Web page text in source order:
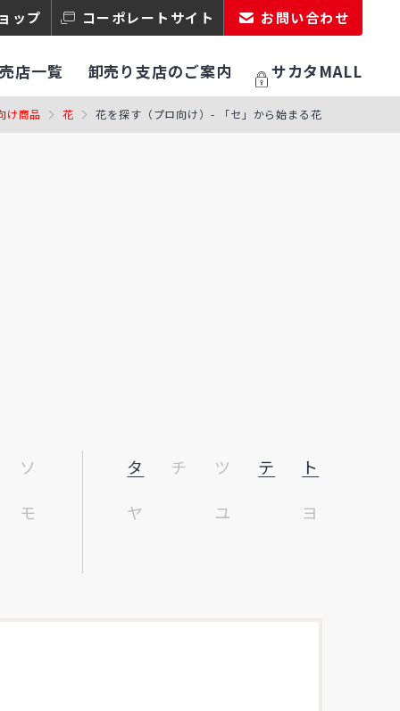
ップ コーポレートサイト お問い合わせ
店一覧 卸売り支店のご案内 サカタMALL
け商品 花 花を探す（プロ向け）- 「セ」から始まる花
ソ タ チ ツ テ
ト
モ
ヤ ユ ヨ